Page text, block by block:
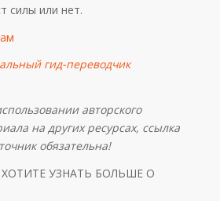
силы или нет.
гид-переводчик
авторского
на других ресурсах, ссылка
обязательна!
ХОТИТЕ УЗНАТЬ БОЛЬШЕ О